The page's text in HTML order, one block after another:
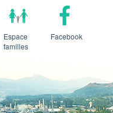
Espace
familles
Facebook